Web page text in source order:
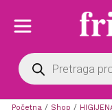
Products
search
Početna / Shop /